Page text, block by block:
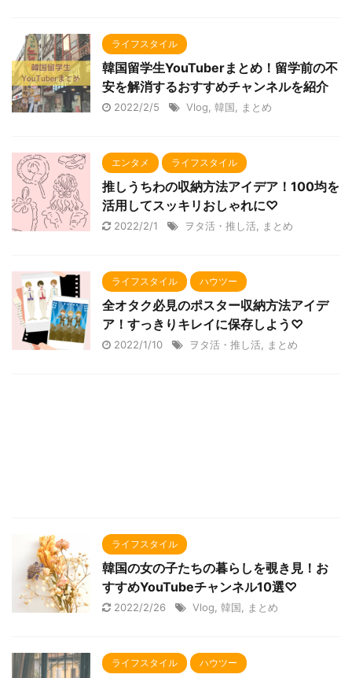
ライフスタイル
韓国留学生YouTuberまとめ！留学前の不
安を解消するおすすめチャンネルを紹介
2022/2/5 Vlog 韓国 まとめ
エンタメ ライフスタイル
推しうちわの収納方法アイデア！100均を
活用してスッキリおしゃれに♡
2022/2/1 ヲタ活・推し活 まとめ
ライフスタイル ハウツー
全オタク必見のポスター収納方法アイデ
ア！すっきりキレイに保存しよう♡
2022/1/10 ヲタ活・推し活 まとめ
ライフスタイル
韓国の女の子たちの暮らしを覗き見！お
すすめYouTubeチャンネル10選♡
2022/2/26 Vlog 韓国 まとめ
ライフスタイル ハウツー